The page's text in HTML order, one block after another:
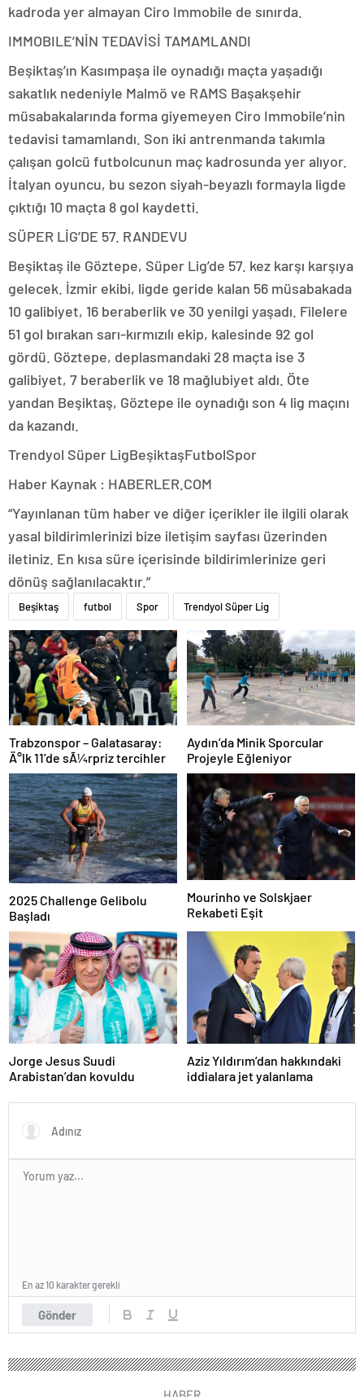
kadroda yer almayan Ciro Immobile de sınırda.
IMMOBILE’NİN TEDAVİSİ TAMAMLANDI
Beşiktaş’ın Kasımpaşa ile oynadığı maçta yaşadığı
sakatlık nedeniyle Malmö ve RAMS Başakşehir
müsabakalarında forma giyemeyen Ciro Immobile’nin
tedavisi tamamlandı. Son iki antrenmanda takımla
çalışan golcü futbolcunun maç kadrosunda yer alıyor.
İtalyan oyuncu, bu sezon siyah-beyazlı formayla ligde
çıktığı 10 maçta 8 gol kaydetti.
SÜPER LİG’DE 57. RANDEVU
Beşiktaş ile Göztepe, Süper Lig’de 57. kez karşı karşıya
gelecek. İzmir ekibi, ligde geride kalan 56 müsabakada
10 galibiyet, 16 beraberlik ve 30 yenilgi yaşadı. Filelere
51 gol bırakan sarı-kırmızılı ekip, kalesinde 92 gol
gördü. Göztepe, deplasmandaki 28 maçta ise 3
galibiyet, 7 beraberlik ve 18 mağlubiyet aldı. Öte
yandan Beşiktaş, Göztepe ile oynadığı son 4 lig maçını
da kazandı.
Trendyol Süper LigBeşiktaşFutbolSpor
Haber Kaynak : HABERLER.COM
“Yayınlanan tüm haber ve diğer içerikler ile ilgili olarak
yasal bildirimlerinizi bize iletişim sayfası üzerinden
iletiniz. En kısa süre içerisinde bildirimlerinize geri
dönüş sağlanılacaktır.”
Beşiktaş futbol Spor Trendyol Süper Lig
Trabzonspor – Galatasaray:
Ä°lk 11’de sÃ¼rpriz tercihler
Aydın’da Minik Sporcular
Projeyle Eğleniyor
2025 Challenge Gelibolu
Başladı
Mourinho ve Solskjaer
Rekabeti Eşit
Jorge Jesus Suudi
Arabistan’dan kovuldu
Aziz Yıldırım’dan hakkındaki
iddialara jet yalanlama
Gönder
En az 10 karakter gerekli